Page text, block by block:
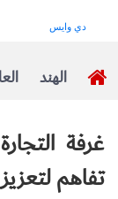
الهند
غرفة
تفاهم